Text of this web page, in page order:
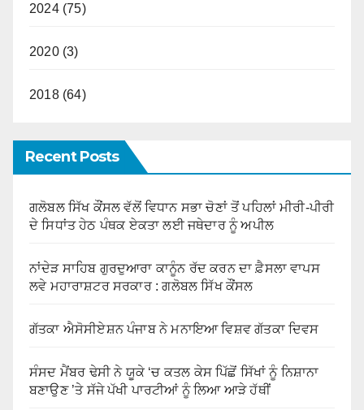
2024 (75)
2020 (3)
2018 (64)
Recent Posts
ਗਲੋਬਲ ਸਿੱਖ ਕੌਂਸਲ ਵੱਲੋਂ ਵਿਧਾਨ ਸਭਾ ਚੋਣਾਂ ਤੋਂ ਪਹਿਲਾਂ ਮੀਰੀ-ਪੀਰੀ
ਦੇ ਸਿਧਾਂਤ ਹੇਠ ਪੰਥਕ ਏਕਤਾ ਲਈ ਜਥੇਦਾਰ ਨੂੰ ਅਪੀਲ
ਨਾਂਦੇੜ ਸਾਹਿਬ ਗੁਰਦੁਆਰਾ ਕਾਨੂੰਨ ਰੱਦ ਕਰਨ ਦਾ ਫ਼ੈਸਲਾ ਵਾਪਸ
ਲਵੇ ਮਹਾਰਾਸ਼ਟਰ ਸਰਕਾਰ : ਗਲੋਬਲ ਸਿੱਖ ਕੌਂਸਲ
ਗੱਤਕਾ ਐਸੋਸੀਏਸ਼ਨ ਪੰਜਾਬ ਨੇ ਮਨਾਇਆ ਵਿਸ਼ਵ ਗੱਤਕਾ ਦਿਵਸ
ਸੰਸਦ ਮੈਂਬਰ ਢੇਸੀ ਨੇ ਯੂਕੇ ‘ਚ ਕਤਲ ਕੇਸ ਪਿੱਛੋਂ ਸਿੱਖਾਂ ਨੂੰ ਨਿਸ਼ਾਨਾ
ਬਣਾਉਣ ’ਤੇ ਸੱਜੇ ਪੱਖੀ ਪਾਰਟੀਆਂ ਨੂੰ ਲਿਆ ਆੜੇ ਹੱਥੀਂ